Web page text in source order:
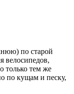
по старой
велосипедов,
только тем же
по кущам и песку,